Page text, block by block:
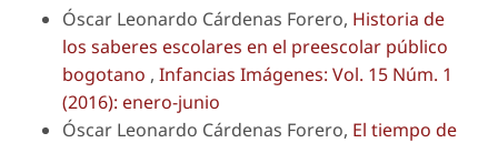
Óscar Leonardo Cárdenas Forero, Historia de
los saberes escolares en el preescolar público
bogotano , Infancias Imágenes: Vol. 15 Núm. 1
(2016): enero-junio
Óscar Leonardo Cárdenas Forero, El tiempo de